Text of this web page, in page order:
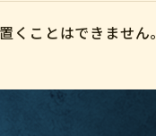
ことはできません。